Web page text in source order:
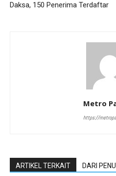
Daksa, 150 Penerima Terdaftar
Metro
https://
ARTIKEL TERKAIT DARI